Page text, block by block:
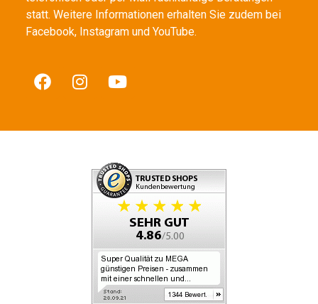
statt. Weitere Informationen erhalten Sie zudem bei
Facebook, Instagram und YouTube.